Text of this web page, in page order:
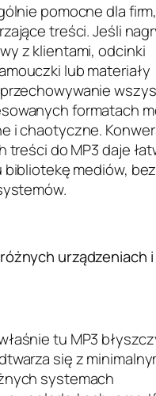
pomocne dla
treści. Jeśli
z klientami, odcinki
lub materiały
formatach
i chaotyczne.
treści do MP3 daje
bibliotekę mediów, bez
urządzeniach i
tu MP3
się z
systemach